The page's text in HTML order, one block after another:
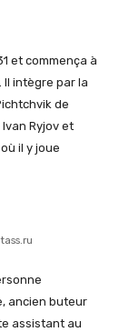
et commença à
Il intègre par la
de
Ryjov et
il y joue
ancien buteur
assistant au